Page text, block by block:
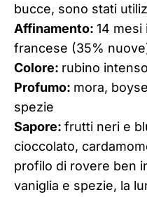
bucce, sono stati
Affinamento: 14
francese (35%
Colore: rubino intenso
Profumo: mora,
spezie
Sapore: frutti neri e
cioccolato,
profilo di rovere ben
vaniglia e spezie, la